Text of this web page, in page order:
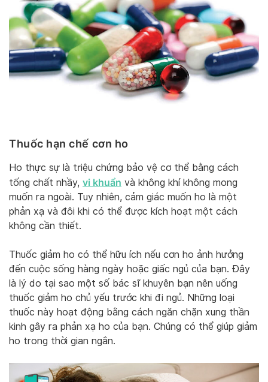
Thuốc hạn chế cơn ho
Ho thực sự là triệu chứng bảo vệ cơ thể bằng cách
tống chất nhầy, vi khuẩn và không khí không mong
muốn ra ngoài. Tuy nhiên, cảm giác muốn ho là một
phản xạ và đôi khi có thể được kích hoạt một cách
không cần thiết.
Thuốc giảm ho có thể hữu ích nếu cơn ho ảnh hưởng
đến cuộc sống hàng ngày hoặc giấc ngủ của bạn. Đây
là lý do tại sao một số bác sĩ khuyên bạn nên uống
thuốc giảm ho chủ yếu trước khi đi ngủ. Những loại
thuốc này hoạt động bằng cách ngăn chặn xung thần
kinh gây ra phản xạ ho của bạn. Chúng có thể giúp giảm
ho trong thời gian ngắn.